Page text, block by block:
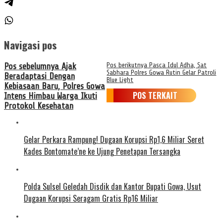
Navigasi pos
Pos sebelumnya Ajak
Beradaptasi Dengan
Kebiasaan Baru, Polres Gowa
Intens Himbau Warga Ikuti
Protokol Kesehatan
Pos berikutnya Pasca Idul Adha, Sat
Sabhara Polres Gowa Rutin Gelar Patroli
Blue Light
POS TERKAIT
Gelar Perkara Rampung! Dugaan Korupsi Rp1,6 Miliar Seret
Kades Bontomate’ne ke Ujung Penetapan Tersangka
Polda Sulsel Geledah Disdik dan Kantor Bupati Gowa, Usut
Dugaan Korupsi Seragam Gratis Rp16 Miliar